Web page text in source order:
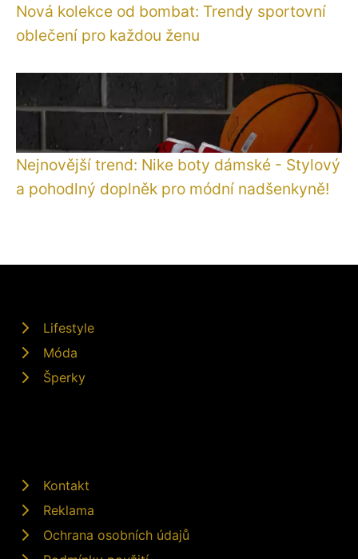
Nová kolekce od bombat: Trendy sportovní
oblečení pro každou ženu
Nejnovější trend: Nike boty dámské - Stylový
a pohodlný doplněk pro módní nadšenkyně!
Lifestyle
Móda
Šperky
Kontakt
Reklama
Ochrana osobních údajů